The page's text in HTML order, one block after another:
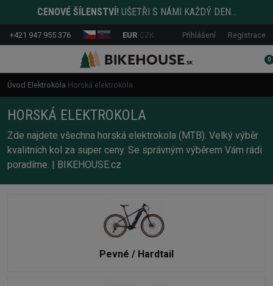
CENOVÉ ŠÍLENSTVÍ! UŠETŘI S NÁMI KAŽDÝ DEN...
+421 947 955 376 EUR CZK Přihlášení Registrace
0
Úvod Elektrokola Horská elektrokola
HORSKÁ ELEKTROKOLA
Zde najdete všechna horská elektrokola (MTB). Velký výběr
kvalitních kol za super ceny. Se správným výběrem Vám rádi
poradíme. | BIKEHOUSE.cz
Pevné / Hardtail